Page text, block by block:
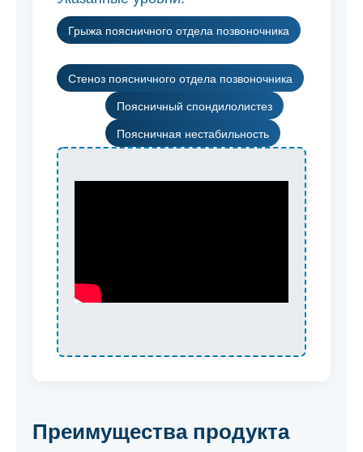
Грыжа поясничного отдела позвоночника
Стеноз поясничного отдела позвоночника
Поясничный спондилолистез
Поясничная нестабильность
Преимущества продукта